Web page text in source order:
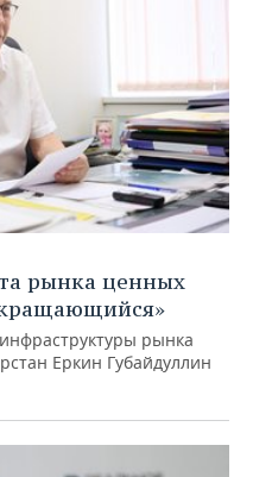
рынка ценных
рынка
Еркин Губайдуллин